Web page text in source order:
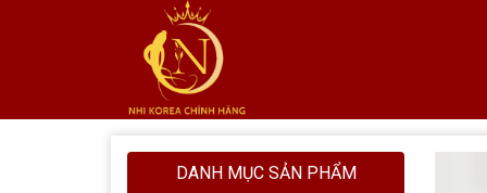
DANH MỤC SẢN PHẨM